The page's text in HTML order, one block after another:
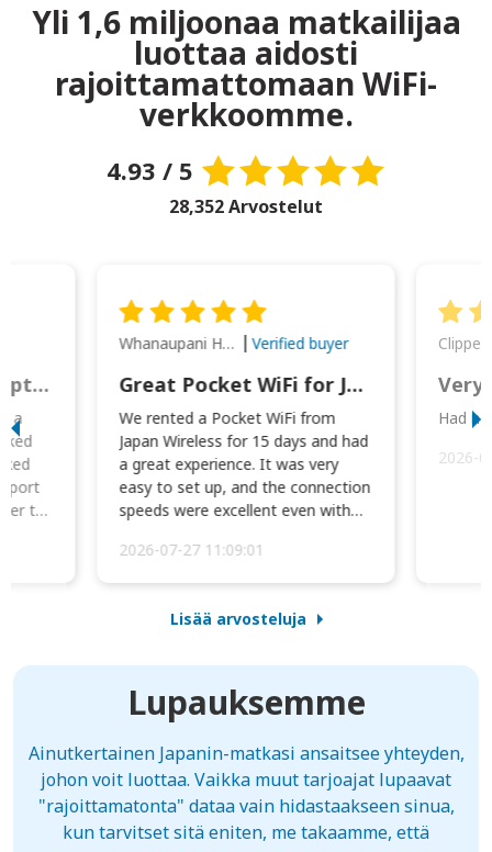
Yli 1,6 miljoonaa matkailijaa
luottaa aidosti
rajoittamattomaan WiFi-
verkkoomme.
4.93 / 5
28,352 Arvostelut
This was wonderful option to a family of four. Everything worked smoothly.
a
to
Whanaupani Henry Joseph Macown Verified buyer
Great Pocket WiFi for Japan Travel
We rented a Pocket WiFi from
Japan Wireless for 15 days and had
a great experience. It was very
easy to set up, and the connection
speeds were excellent even with
2026-07-27 11:09:01
Very
Had
2026-
Lisää arvosteluja
Lupauksemme
Ainutkertainen Japanin-matkasi ansaitsee yhteyden,
johon voit luottaa. Vaikka muut tarjoajat lupaavat
"rajoittamatonta" dataa vain hidastaakseen sinua,
kun tarvitset sitä eniten, me takaamme, että